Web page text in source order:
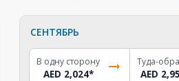
СЕНТЯБРЬ
В одну сторону
AED 2,024*
Туда-
AED